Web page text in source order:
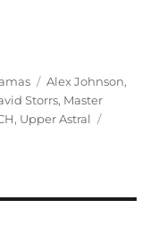
Tags
Alex Johnson,
Storrs, Master
, Upper Astral